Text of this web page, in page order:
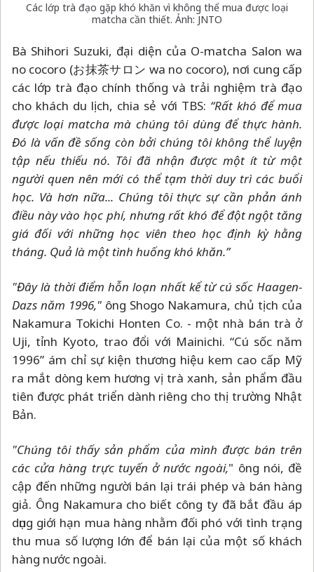
Các lớp trà đạo gặp khó khăn vì không thể mua được loại
matcha cần thiết. Ảnh: JNTO
Bà Shihori Suzuki, đại diện của O-matcha Salon wa
no cocoro (お抹茶サロン wa no cocoro), nơi cung cấp
các lớp trà đạo chính thống và trải nghiệm trà đạo
cho khách du lịch, chia sẻ với TBS: “Rất khó để mua
được loại matcha mà chúng tôi dùng để thực hành.
Đó là vấn đề sống còn bởi chúng tôi không thể luyện
tập nếu thiếu nó. Tôi đã nhận được một ít từ một
người quen nên mới có thể tạm thời duy trì các buổi
học. Và hơn nữa... Chúng tôi thực sự cần phản ánh
điều này vào học phí, nhưng rất khó để đột ngột tăng
giá đối với những học viên theo học định kỳ hằng
tháng. Quả là một tình huống khó khăn.”
"Đây là thời điểm hỗn loạn nhất kể từ cú sốc Haagen-
Dazs năm 1996," ông Shogo Nakamura, chủ tịch của
Nakamura Tokichi Honten Co. - một nhà bán trà ở
Uji, tỉnh Kyoto, trao đổi với Mainichi. “Cú sốc năm
1996” ám chỉ sự kiện thương hiệu kem cao cấp Mỹ
ra mắt dòng kem hương vị trà xanh, sản phẩm đầu
tiên được phát triển dành riêng cho thị trường Nhật
Bản.
"Chúng tôi thấy sản phẩm của mình được bán trên
các cửa hàng trực tuyến ở nước ngoài," ông nói, đề
cập đến những người bán lại trái phép và bán hàng
giả. Ông Nakamura cho biết công ty đã bắt đầu áp
dụng giới hạn mua hàng nhằm đối phó với tình trạng
thu mua số lượng lớn để bán lại của một số khách
hàng nước ngoài.